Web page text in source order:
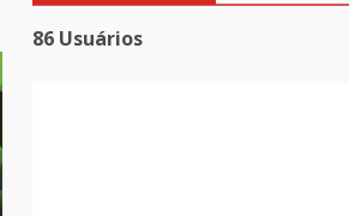
86 Usuários